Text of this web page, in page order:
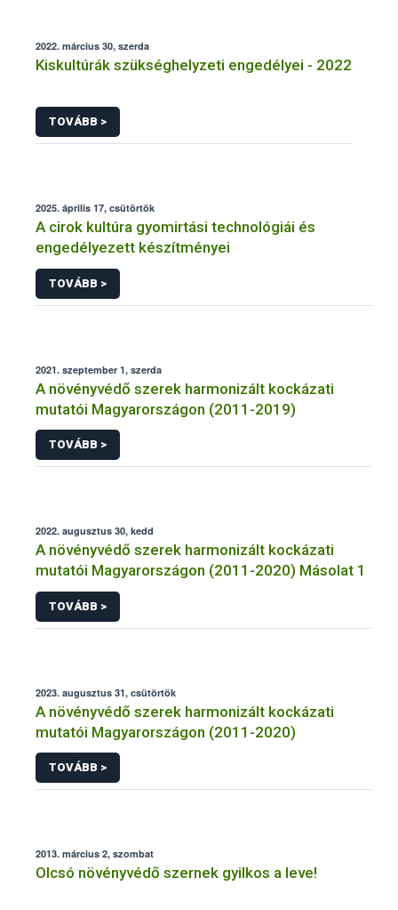
2022. március 30, szerda
Kiskultúrák szükséghelyzeti engedélyei - 2022
TOVÁBB >
2025. április 17, csütörtök
A cirok kultúra gyomirtási technológiái és
engedélyezett készítményei
TOVÁBB >
2021. szeptember 1, szerda
A növényvédő szerek harmonizált kockázati
mutatói Magyarországon (2011-2019)
TOVÁBB >
2022. augusztus 30, kedd
A növényvédő szerek harmonizált kockázati
mutatói Magyarországon (2011-2020) Másolat 1
TOVÁBB >
2023. augusztus 31, csütörtök
A növényvédő szerek harmonizált kockázati
mutatói Magyarországon (2011-2020)
TOVÁBB >
2013. március 2, szombat
Olcsó növényvédő szernek gyilkos a leve!